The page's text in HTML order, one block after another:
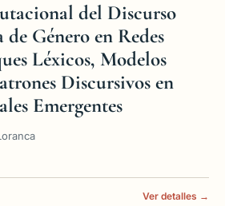
del Discurso
Género en Redes
Léxicos, Modelos
Discursivos en
Emergentes
Ver detalles →